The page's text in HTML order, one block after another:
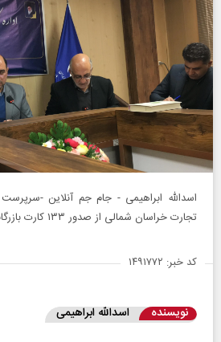
اسدالله ابراهیمی - جام جم آنلاین -
تجارت خراسان شمالی از صدور ۱۳۳ کارت بازرگانی طی امسال خبر داد.
کد خبر: ۱۴۹۱۷۷۲
نویسنده اسدالله ابراهیمی